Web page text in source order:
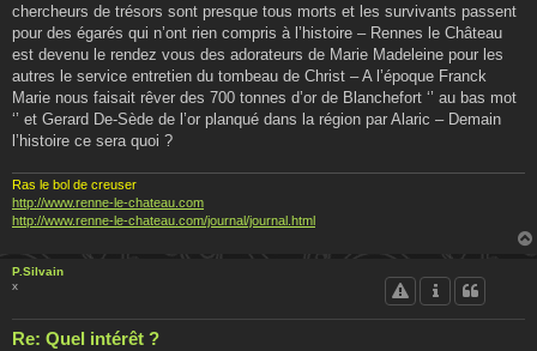
chercheurs de trésors sont presque tous morts et les survivants passent
pour des égarés qui n’ont rien compris à l’histoire – Rennes le Château
est devenu le rendez vous des adorateurs de Marie Madeleine pour les
autres le service entretien du tombeau de Christ – A l’époque Franck
Marie nous faisait rêver des 700 tonnes d’or de Blanchefort ‘’ au bas mot
‘’ et Gerard De-Sède de l’or planqué dans la région par Alaric – Demain
l’histoire ce sera quoi ?
Ras le bol de creuser
http://www.renne-le-chateau.com
http://www.renne-le-chateau.com/journal/journal.html
P.Silvain
x
Re: Quel intérêt ?